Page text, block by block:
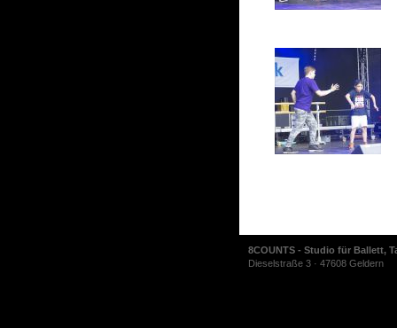
8COUNTS - Studio für Ballett,
Dieselstraße 3 · 47608 Geldern